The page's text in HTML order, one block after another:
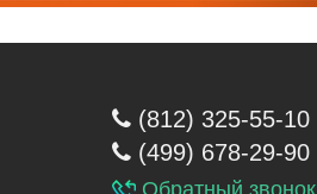
(812) 325-55-10
(499) 678-29-90